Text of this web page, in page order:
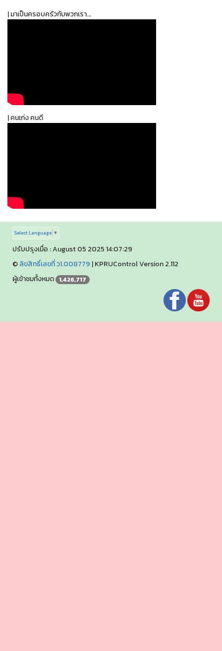
| มาเป็นครอบครัวกับพวกเรา...
| คนเก่ง คนดี
Select Language ▼
ปรับปรุงเมื่อ : August 05 2025 14:07:29
©ลิขสิทธิ์เลขที่ ว1.008779 |KPRUControl Version 2.112
ผู้เข้าชมทั้งหมด 1,426,717